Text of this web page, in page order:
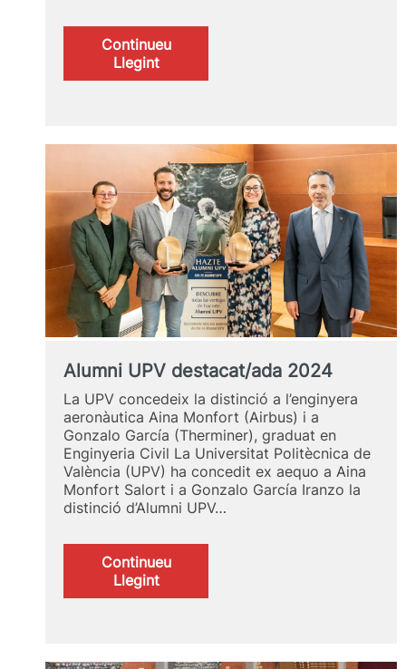
Continueu
Llegint:
GRAS
Alumni UPV destacat/ada 2024
La UPV concedeix la distinció a l’enginyera
aeronàutica Aina Monfort (Airbus) i a
Gonzalo García (Therminer), graduat en
Enginyeria Civil La Universitat Politècnica de
València (UPV) ha concedit ex aequo a Aina
Monfort Salort i a Gonzalo García Iranzo la
distinció d’Alumni UPV…
Continueu
Llegint:
Alumni